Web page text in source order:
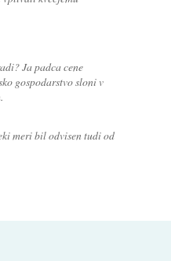
Ja padca cene
gospodarstvo sloni v
meri bil odvisen tudi od